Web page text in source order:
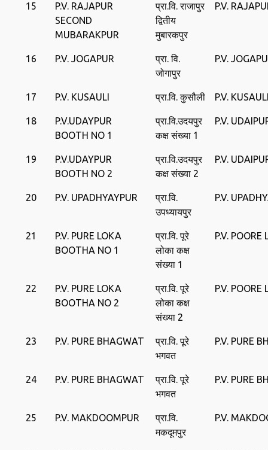
15
P.V. RAJAPUR
SECOND
MUBARAKPUR
प्रा.वि. राजापुर
द्वितीय
मुबारकपुर
P.V.
16 P.V. JOGAPUR
प्रा. वि.
जोगापुर
P.V.
17 P.V. KUSAULI प्रा.वि. कुसौली P.V.
18
P.V.UDAYPUR
BOOTH NO 1
प्रा.वि.उदयपुर
कक्ष संख्या 1
P.V.
19
P.V.UDAYPUR
BOOTH NO 2
प्रा.वि.उदयपुर
कक्ष संख्या 2
P.V.
20 P.V. UPADHYAYPUR
प्रा.वि.
उपध्यायपुर
P.V.
21
P.V. PURE LOKA
BOOTHA NO 1
प्रा.वि. पूरे
लोका कक्ष
संख्या 1
P.V. POORE
22
P.V. PURE LOKA
BOOTHA NO 2
प्रा.वि. पूरे
लोका कक्ष
संख्या 2
P.V. POORE
23 P.V. PURE BHAGWAT
प्रा.वि. पूरे
भगवत
P.V. PURE
24 P.V. PURE BHAGWAT
प्रा.वि. पूरे
भगवत
P.V. PURE
25 P.V. MAKDOOMPUR
प्रा.वि.
मकदूमपुर
P.V.